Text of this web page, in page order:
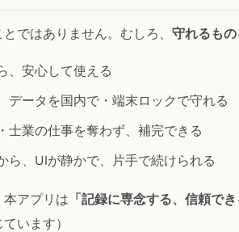
ではありません。むしろ、 守れるも
、安心して使える
データを国内で・端末ロックで守れる
士業の仕事を奪わず、補完できる
ら、UIが静かで、片手で続けられる
アプリは 「記録に専念する、信頼でき
います）